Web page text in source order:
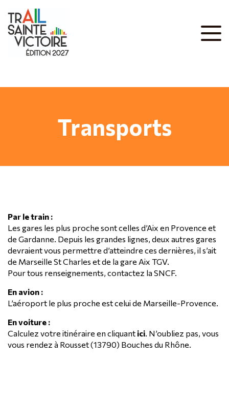
Transports
Par le train :
Les gares les plus proche sont celles d’Aix en Provence et
de Gardanne. Depuis les grandes lignes, deux autres gares
devraient vous permettre d’atteindre ces dernières, il s’ait
de Marseille St Charles et de la gare Aix TGV.
Pour tous renseignements, contactez la SNCF.
En avion :
L’aéroport le plus proche est celui de Marseille-Provence.
En voiture :
Calculez votre itinéraire en cliquant ici. N’oubliez pas, vous
vous rendez à Rousset (13790) Bouches du Rhône.